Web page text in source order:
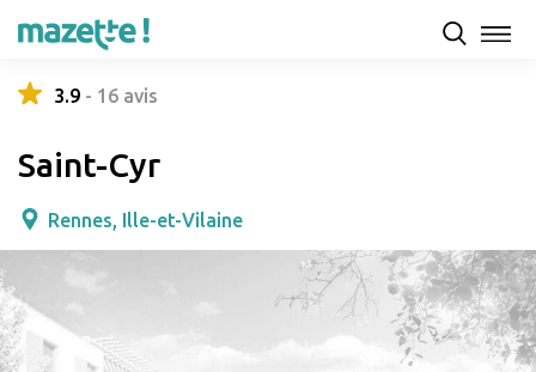
3.9 - 16 avis
Saint-Cyr
Rennes, Ille-et-Vilaine